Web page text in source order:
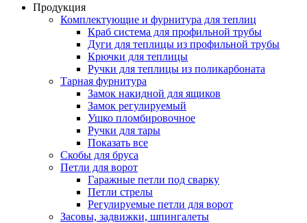
Продукция
Комплектующие и фурнитура для теплиц
Краб система для профильной трубы
Дуги для теплицы из профильной трубы
Крючки для теплицы
Ручки для теплицы из поликарбоната
Тарная фурнитура
Замок накидной для ящиков
Замок регулируемый
Ушко пломбировочное
Ручки для тары
Показать все
Скобы для бруса
Петли для ворот
Гаражные петли под сварку
Петли стрелы
Регулируемые петли для ворот
Засовы, задвижки, шпингалеты